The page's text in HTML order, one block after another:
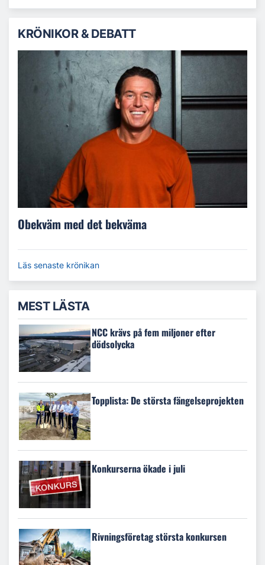
KRÖNIKOR & DEBATT
Obekväm med det bekväma
Läs senaste krönikan
MEST LÄSTA
NCC krävs på fem miljoner efter
dödsolycka
Topplista: De största fängelseprojekten
Konkurserna ökade i juli
Rivningsföretag största konkursen